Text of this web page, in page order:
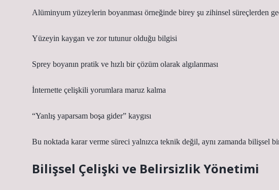
Alüminyum yüzeylerin boyanması örneğinde birey şu zihinsel süreçlerden
Yüzeyin kaygan ve zor tutunur olduğu bilgisi
Sprey boyanın pratik ve hızlı bir çözüm olarak algılanması
İnternette çelişkili yorumlara maruz kalma
“Yanlış yaparsam boşa gider” kaygısı
Bu noktada karar verme süreci yalnızca teknik değil, aynı zamanda bilişsel
Bilişsel Çelişki ve Belirsizlik Yönetimi